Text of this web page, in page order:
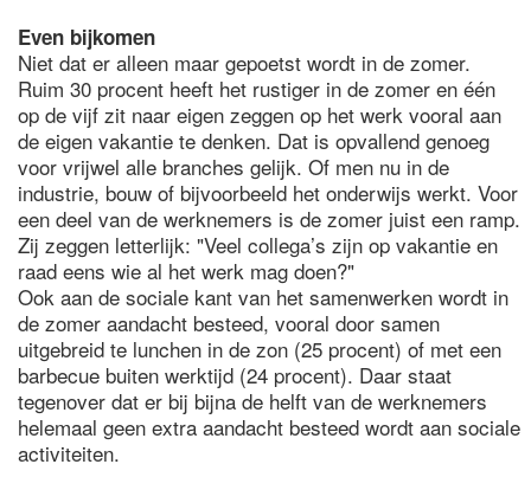
Even bijkomen
Niet dat er alleen maar gepoetst wordt in de zomer.
Ruim 30 procent heeft het rustiger in de zomer en één
op de vijf zit naar eigen zeggen op het werk vooral aan
de eigen vakantie te denken. Dat is opvallend genoeg
voor vrijwel alle branches gelijk. Of men nu in de
industrie, bouw of bijvoorbeeld het onderwijs werkt. Voor
een deel van de werknemers is de zomer juist een ramp.
Zij zeggen letterlijk: "Veel collega’s zijn op vakantie en
raad eens wie al het werk mag doen?"
Ook aan de sociale kant van het samenwerken wordt in
de zomer aandacht besteed, vooral door samen
uitgebreid te lunchen in de zon (25 procent) of met een
barbecue buiten werktijd (24 procent). Daar staat
tegenover dat er bij bijna de helft van de werknemers
helemaal geen extra aandacht besteed wordt aan sociale
activiteiten.